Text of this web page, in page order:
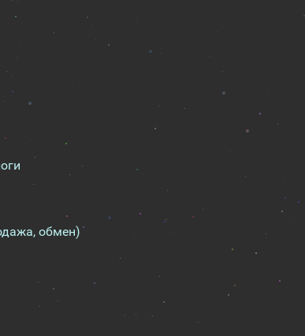
обмен)